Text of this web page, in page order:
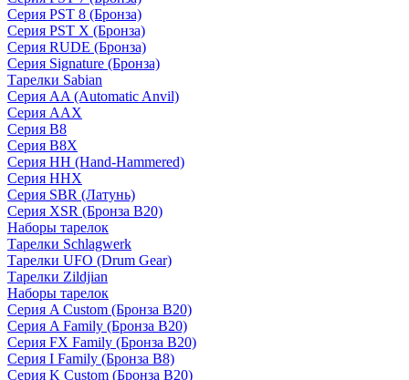
Серия PST 8 (Бронза)
Серия PST X (Бронза)
Серия RUDE (Бронза)
Серия Signature (Бронза)
Тарелки Sabian
Серия AA (Automatic Anvil)
Серия AAX
Серия B8
Серия B8X
Серия HH (Hand-Hammered)
Серия HHX
Серия SBR (Латунь)
Серия XSR (Бронза B20)
Наборы тарелок
Тарелки Schlagwerk
Тарелки UFO (Drum Gear)
Тарелки Zildjian
Наборы тарелок
Серия A Custom (Бронза B20)
Серия A Family (Бронза B20)
Серия FX Family (Бронза B20)
Серия I Family (Бронза B8)
Серия K Custom (Бронза B20)